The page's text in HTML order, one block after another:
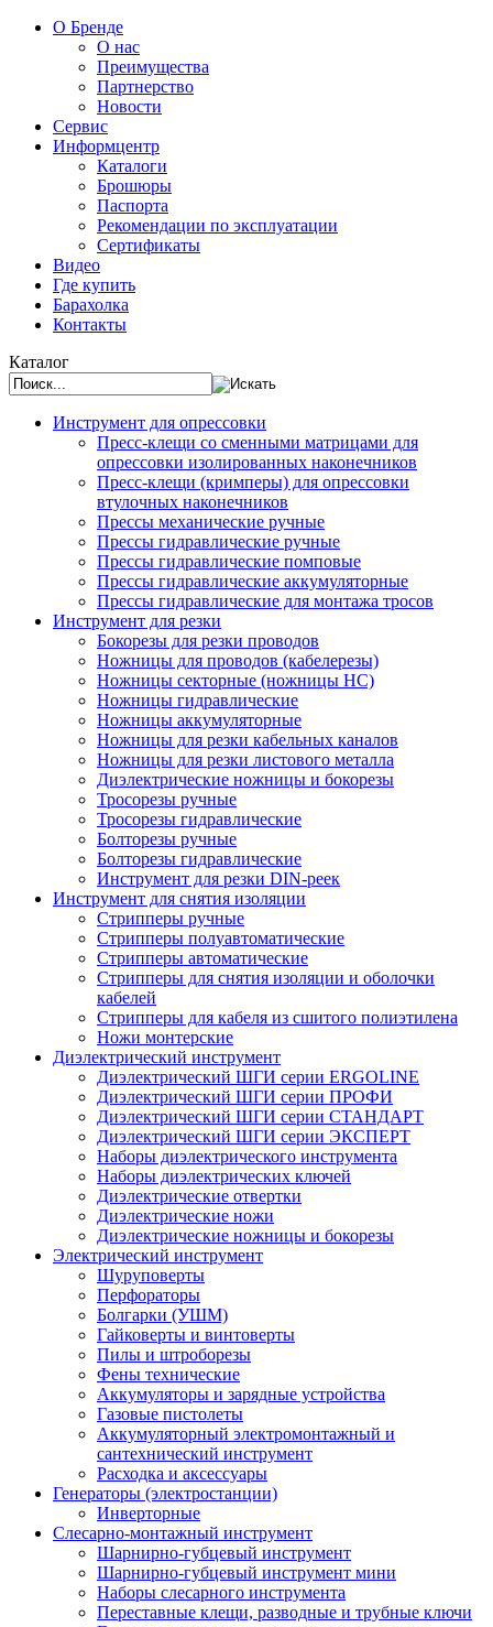
О Бренде
О нас
Преимущества
Партнерство
Новости
Сервис
Информцентр
Каталоги
Брошюры
Паспорта
Рекомендации по эксплуатации
Сертификаты
Видео
Где купить
Барахолка
Контакты
Каталог
Инструмент для опрессовки
Пресс-клещи со сменными матрицами для
опрессовки изолированных наконечников
Пресс-клещи (кримперы) для опрессовки
втулочных наконечников
Прессы механические ручные
Прессы гидравлические ручные
Прессы гидравлические помповые
Прессы гидравлические аккумуляторные
Прессы гидравлические для монтажа тросов
Инструмент для резки
Бокорезы для резки проводов
Ножницы для проводов (кабелерезы)
Ножницы секторные (ножницы НС)
Ножницы гидравлические
Ножницы аккумуляторные
Ножницы для резки кабельных каналов
Ножницы для резки листового металла
Диэлектрические ножницы и бокорезы
Тросорезы ручные
Тросорезы гидравлические
Болторезы ручные
Болторезы гидравлические
Инструмент для резки DIN-реек
Инструмент для снятия изоляции
Cтрипперы ручные
Cтрипперы полуавтоматические
Cтрипперы автоматические
Стрипперы для снятия изоляции и оболочки
кабелей
Стрипперы для кабеля из сшитого полиэтилена
Ножи монтерские
Диэлектрический инструмент
Диэлектрический ШГИ серии ERGOLINE
Диэлектрический ШГИ серии ПРОФИ
Диэлектрический ШГИ серии СТАНДАРТ
Диэлектрический ШГИ серии ЭКСПЕРТ
Наборы диэлектрического инструмента
Наборы диэлектрических ключей
Диэлектрические отвертки
Диэлектрические ножи
Диэлектрические ножницы и бокорезы
Электрический инструмент
Шуруповерты
Перфораторы
Болгарки (УШМ)
Гайковерты и винтоверты
Пилы и штроборезы
Фены технические
Аккумуляторы и зарядные устройства
Газовые пистолеты
Аккумуляторный электромонтажный и
сантехнический инструмент
Расходка и аксессуары
Генераторы (электростанции)
Инверторные
Слесарно-монтажный инструмент
Шарнирно-губцевый инструмент
Шарнирно-губцевый инструмент мини
Наборы слесарного инструмента
Переставные клещи, разводные и трубные ключи